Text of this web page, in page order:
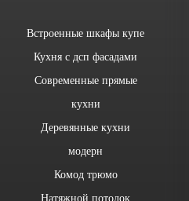
Встроенные шкафы купе
Кухня с дсп фасадами
Современные прямые
кухни
Деревянные кухни
модерн
Комод трюмо
Натяжной потолок